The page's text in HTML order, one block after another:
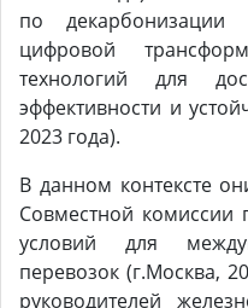
по декарбонизации
цифровой
технологий для
эффективности и
2023 года).
В данном контексте
Совместной комиссии
условий для
перевозок (г.Москва,
руководителей